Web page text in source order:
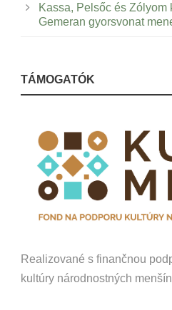
Kassa, Pelsőc és Zólyom
Gemeran gyorsvonat
TÁMOGATÓK
Realizované s finančnou
kultúry národnostných menšín